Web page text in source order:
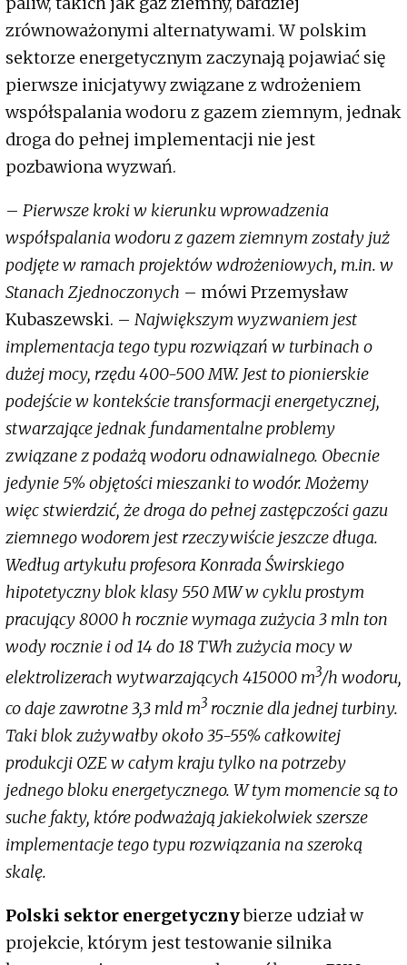
zrównoważonymi alternatywami. W polskim
sektorze energetycznym zaczynają pojawiać się
pierwsze inicjatywy związane z wdrożeniem
współspalania wodoru z gazem ziemnym, jednak
droga do pełnej implementacji nie jest
pozbawiona wyzwań.
– Pierwsze kroki w kierunku wprowadzenia
współspalania wodoru z gazem ziemnym zostały już
podjęte w ramach projektów wdrożeniowych, m.in. w
Stanach Zjednoczonych – mówi Przemysław
Kubaszewski. – Największym wyzwaniem jest
implementacja tego typu rozwiązań w turbinach o
dużej mocy, rzędu 400-500 MW. Jest to pionierskie
podejście w kontekście transformacji energetycznej,
stwarzające jednak fundamentalne problemy
związane z podażą wodoru odnawialnego. Obecnie
jedynie 5% objętości mieszanki to wodór. Możemy
więc stwierdzić, że droga do pełnej zastępczości gazu
ziemnego wodorem jest rzeczywiście jeszcze długa.
Według artykułu profesora Konrada Świrskiego
hipotetyczny blok klasy 550 MW w cyklu prostym
pracujący 8000 h rocznie wymaga zużycia 3 mln ton
wody rocznie i od 14 do 18 TWh zużycia mocy w
elektrolizerach wytwarzających 415000 m3/h wodoru,
co daje zawrotne 3,3 mld m3 rocznie dla jednej turbiny.
Taki blok zużywałby około 35-55% całkowitej
produkcji OZE w całym kraju tylko na potrzeby
jednego bloku energetycznego. W tym momencie są to
suche fakty, które podważają jakiekolwiek szersze
implementacje tego typu rozwiązania na szeroką
skalę.​
Polski sektor energetycznybierze udział w
projekcie, którym jest testowanie silnika